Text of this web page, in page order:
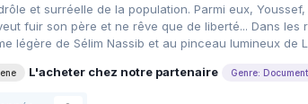
et surréelle de la population. Parmi eux,
fuir son père et ne rêve que de liberté... Dans
légère de Sélim Nassib et au pinceau lumineux de
L'acheter chez notre partenaire Genre: